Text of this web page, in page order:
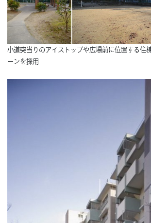
小道突当りのアイストップや広場前に位置する住
ーンを採用